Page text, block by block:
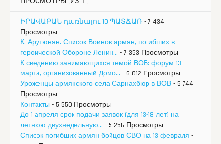
ԻՐԱՎԱԲԱՆ դառնալու 10 ՊԱՏՃԱՌ - 7 434
Просмотры
К. Арутюнян. Список Воинов-армян, погибших в
героической Обороне Ленин... - 7 353 Просмотры
К сведению занимающихся темой ВОВ: форум 13
марта, организованный Домо... - 6 012 Просмотры
Уроженцы армянского села Сарнахбюр в ВОВ - 5 744
Просмотры
Контакты - 5 550 Просмотры
До 1 апреля срок подачи заявок (для 13-18 лет) на
летнюю двухнедельную... - 5 256 Просмотры
Список погибших армян бойцов СВО на 13 февраля -